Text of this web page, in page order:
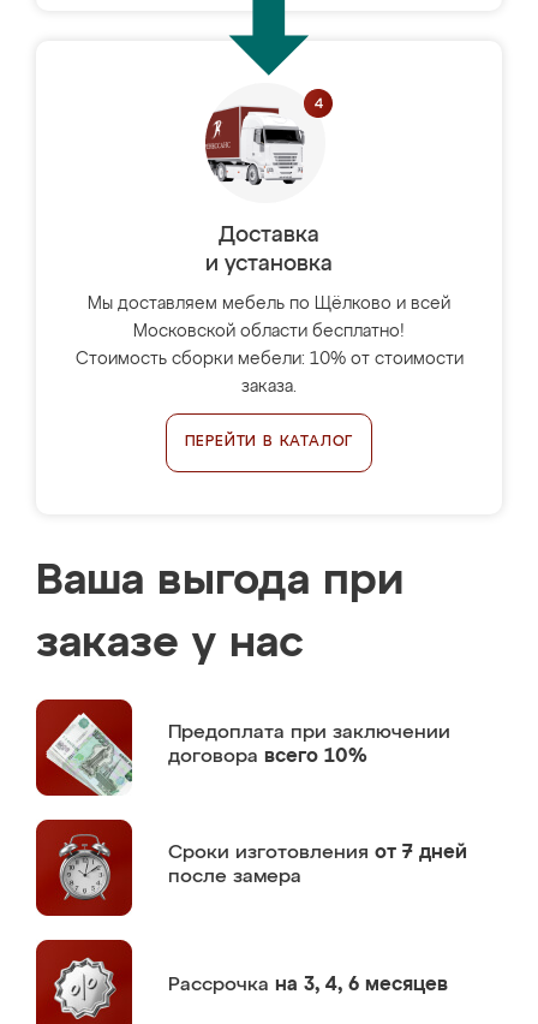
Доставка
и установка
Мы доставляем мебель по Щёлково и всей
Московской области бесплатно!
Стоимость сборки мебели: 10% от стоимости
заказа.
ПЕРЕЙТИ В КАТАЛОГ
Ваша выгода при
заказе у нас
Предоплата при заключении
договора всего 10%
Сроки изготовления от 7 дней
после замера
Рассрочка на 3, 4, 6 месяцев